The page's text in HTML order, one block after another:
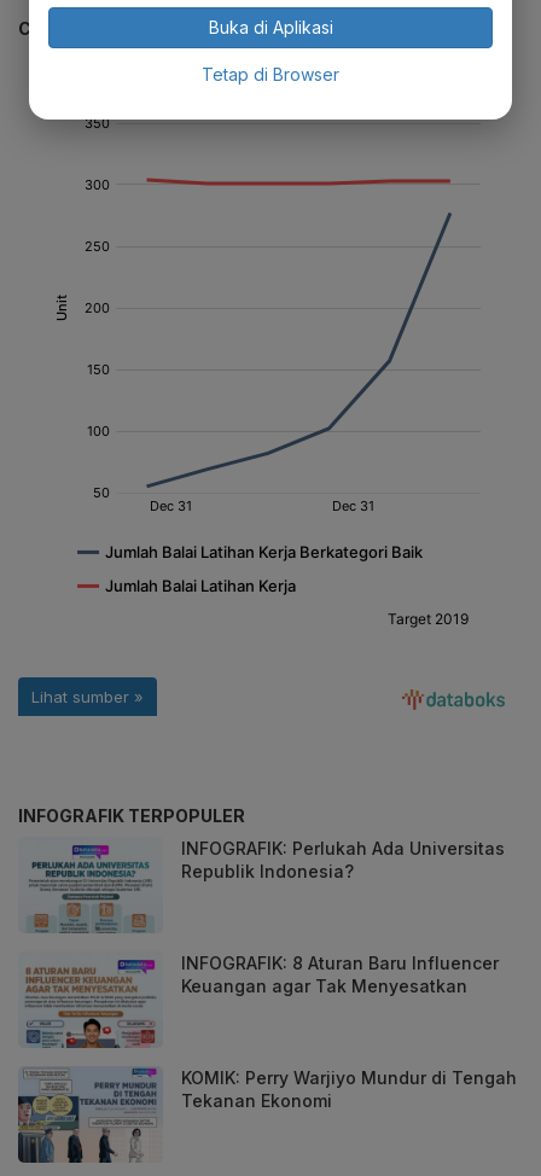
CEK JUGA DATA INI
INFOGRAFIK TERPOPULER
INFOGRAFIK: Perlukah Ada Universitas
Republik Indonesia?
INFOGRAFIK: 8 Aturan Baru Influencer
Keuangan agar Tak Menyesatkan
KOMIK: Perry Warjiyo Mundur di Tengah
Tekanan Ekonomi
Buka di Aplikasi
Tetap di Browser